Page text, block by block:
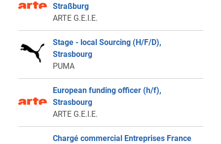
Straßburg
ARTE G.E.I.E.
Stage - local Sourcing (H/F/D),
Strasbourg
PUMA
European funding officer (h/f),
Strasbourg
ARTE G.E.I.E.
Chargé commercial Entreprises France